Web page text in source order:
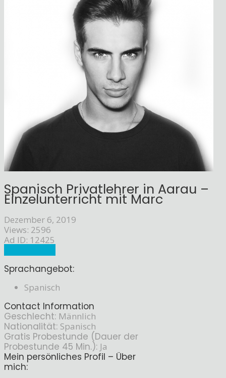
Spanisch Privatlehrer in Aarau –
Einzelunterricht mit Marc
Dezember 6, 2019
Views: 2596
Ad ID: 12425
Sprachangebot:
Spanisch
Contact Information
Geschlecht: Männlich
Nationalität: Spanisch
Gratis Probestunde (Dauer der
Probestunde 45 Min.): Ja
Mein persönliches Profil – Über
mich: